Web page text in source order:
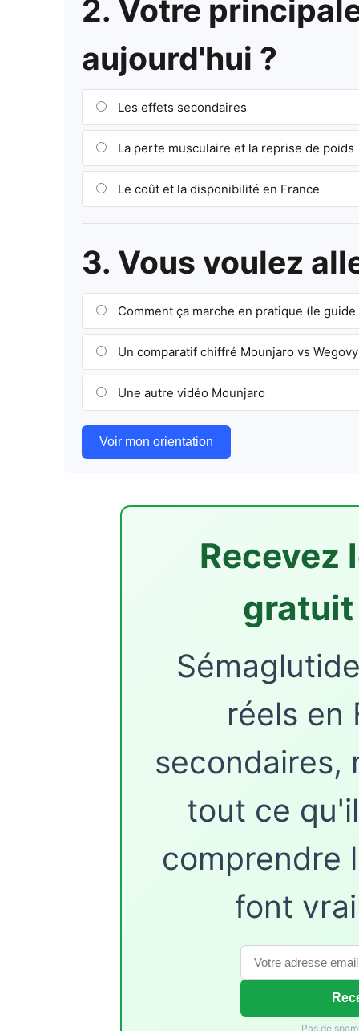
2. Votre
aujourd'hui ?
Les effets secondaires
La perte musculaire et la reprise de poids
Le coût et la disponibilité en France
3. Vous voulez
Comment ça marche en pratique (le
Un comparatif chiffré Mounjaro vs
Une autre vidéo Mounjaro
Voir mon orientation
Recevez
réels en
secondaires,
tout ce
comprendre
font
Pas de